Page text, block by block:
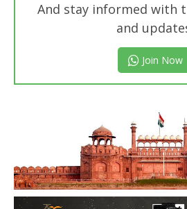
And stay informed with
and
Join Now